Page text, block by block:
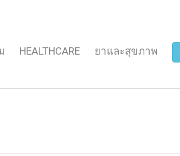
HEALTHCARE ยาและสุขภาพ